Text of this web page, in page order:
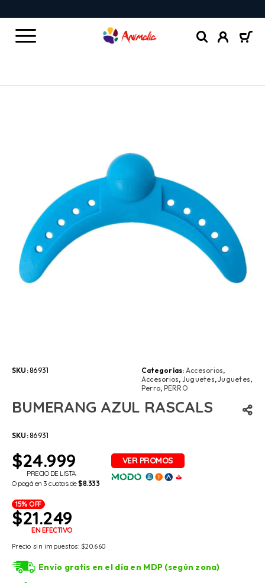
SKU:86931 Categorías: Accesorios,
Accesorios, Juguetes,Juguetes,
Perro, PERRO
BUMERANG AZUL RASCALS
SKU:86931
$24.999
PRECIO DE LISTA
O pagá en 3 cuotas de$8.333
15% OFF
$21.249
EN EFECTIVO
Precio sin impuestos:$20.660
Envío gratis en el día en MDP (según zona)